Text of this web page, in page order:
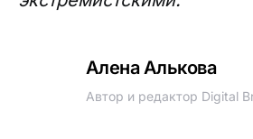
Алена Алькова
Автор и редактор Digital